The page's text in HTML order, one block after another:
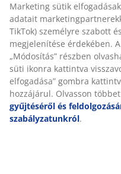
Marketing sütik
adatait
TikTok) személyre szabott
megjelenítése érdekében.
„Módosítás” részben
süti ikonra kattintva
elfogadása” gombra
hozzájárul. Olvasson
gyűjtéséről és
szabályzatunkról.